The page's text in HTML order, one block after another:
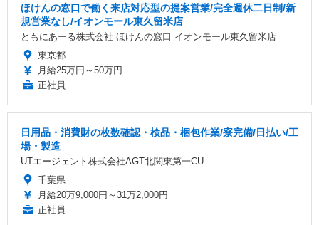
ほけんの窓口で働く来店対応型の提案営業/完全週休二日制/新
規営業なし/イオンモール東久留米店
ともにあーる株式会社 ほけんの窓口 イオンモール東久留米店
東京都
月給25万円～50万円
正社員
日用品・消費財の枚数確認・検品・梱包作業/寮完備/日払い/工
場・製造
UTエージェント株式会社AGT北関東第一CU
千葉県
月給20万9,000円～31万2,000円
正社員